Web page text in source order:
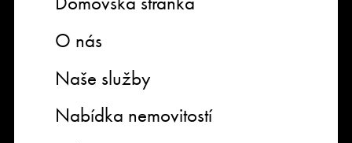
O nás
Naše služby
Nabídka nemovitostí